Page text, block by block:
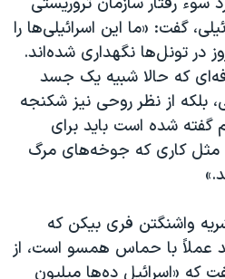
گفت: «ما این اسرائیلی‌ها را
که بیش از ۶۶۹ روز در تونل‌ها نگهداری شده‌اند.
که حالا شبیه یک جسد
بلکه از نظر روحی نیز شکنجه
شده است باید برای
کاری که جوخه‌های مرگ
واشنگتن فری بیکن که
عملاً با حماس همسو است، از
که «اسرائیل ده‌ها میلیون